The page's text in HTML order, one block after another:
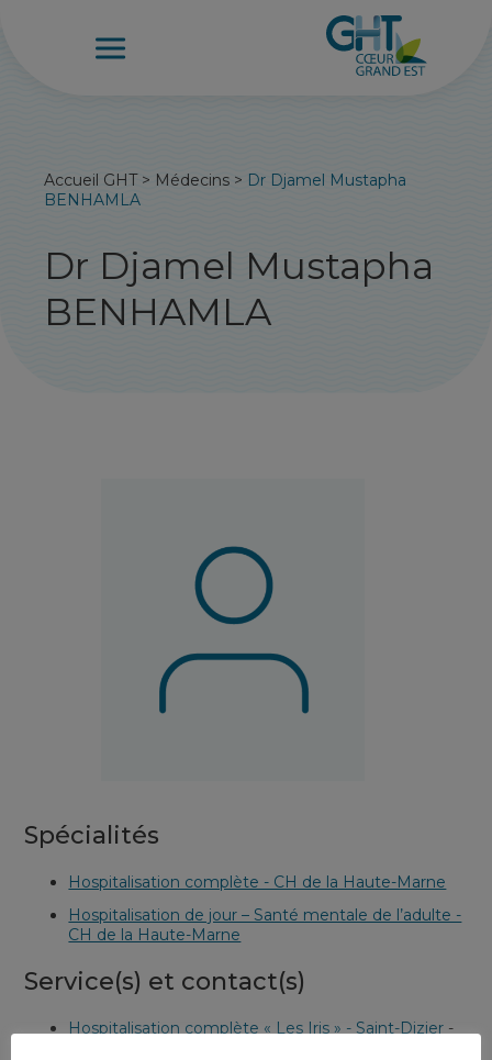
Accueil GHT> Médecins > Dr Djamel Mustapha
BENHAMLA
Dr Djamel Mustapha
BENHAMLA
Spécialités
Hospitalisation complète - CH de la Haute-Marne
Hospitalisation de jour – Santé mentale de l’adulte -
CH de la Haute-Marne
Service(s) et contact(s)
Hospitalisation complète « Les Iris » - Saint-Dizier -